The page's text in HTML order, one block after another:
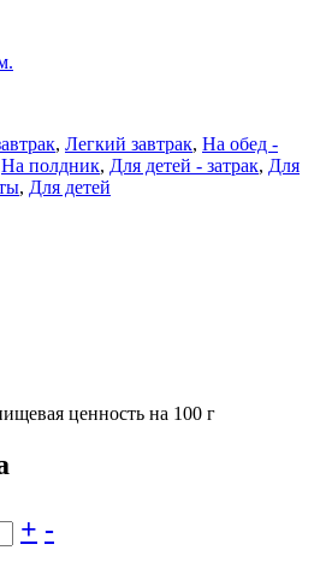
, Легкий завтрак, На обед -
На полдник, Для детей - затрак, Для
, Для детей
ценность на 100 г
+ -